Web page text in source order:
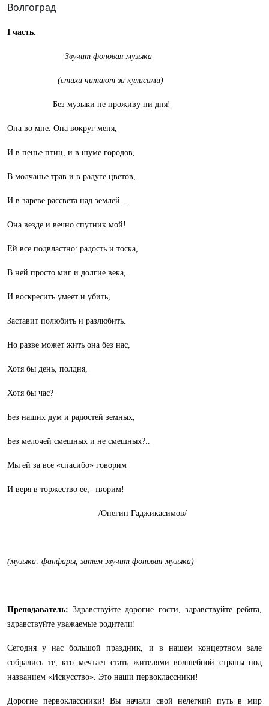
Волгоград
I часть.
Звучит фоновая музыка
(стихи читают за кулисами)
Без музыки не проживу ни дня!
Она во мне. Она вокруг меня,
И в пенье птиц, и в шуме городов,
В молчанье трав и в радуге цветов,
И в зареве рассвета над землей…
Она везде и вечно спутник мой!
Ей все подвластно: радость и тоска,
В ней просто миг и долгие века,
И воскресить умеет и убить,
Заставит полюбить и разлюбить.
Но разве может жить она без нас,
Хотя бы день, полдня,
Хотя бы час?
Без наших дум и радостей земных,
Без мелочей смешных и не смешных?..
Мы ей за все «спасибо» говорим
И веря в торжество ее,- творим!
/Онегин Гаджикасимов/
(музыка: фанфары, затем звучит фоновая музыка)
Преподаватель: Здравствуйте дорогие гости, здравствуйте ребята,
здравствуйте уважаемые родители!
Сегодня у нас большой праздник, и в нашем концертном зале
собрались те, кто мечтает стать жителями волшебной страны под
названием «Искусство». Это наши первоклассники!
Дорогие первоклассники! Вы начали свой нелегкий путь в мир